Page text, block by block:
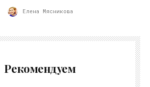
Елена Мясникова
Рекомендуем